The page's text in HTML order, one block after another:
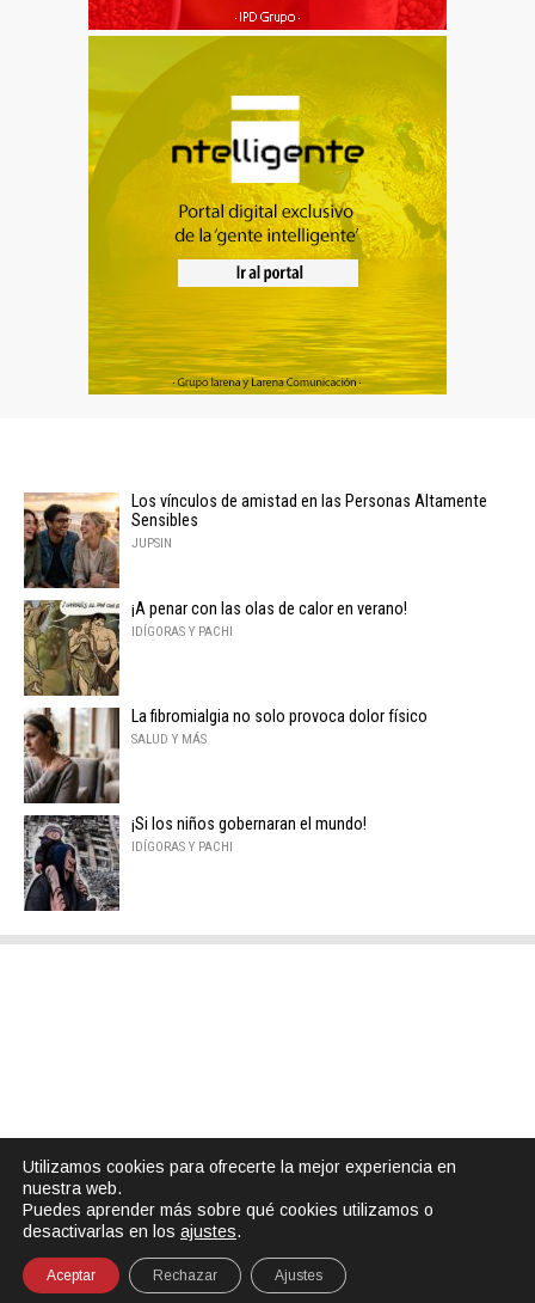
SHARE
Los vínculos de amistad en las Personas Altamente
Sensibles
JUPSIN
¡A penar con las olas de calor en verano!
IDÍGORAS Y PACHI
La fibromialgia no solo provoca dolor físico
SALUD Y MÁS
¡Si los niños gobernaran el mundo!
IDÍGORAS Y PACHI
Utilizamos cookies para ofrecerte la mejor experiencia en
nuestra web.
Puedes aprender más sobre qué cookies utilizamos o
desactivarlas en los ajustes.
Aceptar Rechazar Ajustes